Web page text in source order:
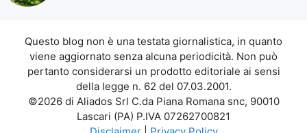
Questo blog non è una testata giornalistica, in quanto
viene aggiornato senza alcuna periodicità. Non può
pertanto considerarsi un prodotto editoriale ai sensi
della legge n. 62 del 07.03.2001.
©2026 di Aliados Srl C.da Piana Romana snc, 90010
Lascari (PA) P.IVA 07262700821